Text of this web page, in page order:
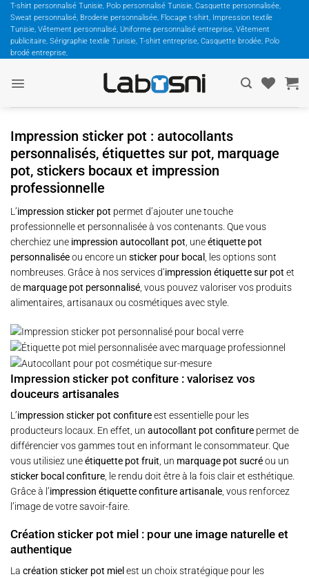
Passer
contenu
T-shirt personnalisé Tunisie, Polo personnalisé Tunisie, Casquette personnalisée,
Sweat personnalisé, Broderie personnalisée, Flocage t-shirt, Impression textile
Tunisie, Vêtement personnalisé, Uniforme personnalisé entreprise, Vêtement
publicitaire, Sérigraphie textile Tunisie, T-shirt entreprise, Casquette brodée, Polo
brodé entreprise,
Impression sticker pot : autocollants
personnalisés, étiquettes sur pot, marquage
pot, stickers bocaux et impression
professionnelle
L’impression sticker pot permet d’ajouter une touche
professionnelle et personnalisée à vos contenants. Que vous
cherchiez une impression autocollant pot , uneétiquette pot
personnaliséeou encore un sticker pour bocal
, les options sont
nombreuses. Grâce à nos services d’impression étiquette sur pot et
de marquage pot personnalisé , vous pouvez valoriser vos produits
alimentaires, artisanaux ou cosmétiques avec style.
Impression sticker pot confiture : valorisez vos
douceurs artisanales
L’impression sticker pot confitureest essentielle pour les
producteurs locaux. En effet, un autocollant pot confiture permet de
différencier vos gammes tout en informant le consommateur. Que
vous utilisiez uneétiquette pot fruit , un marquage pot sucréou un
sticker bocal confiture , le rendu doit être à la fois clair et esthétique.
Grâce à l’impression étiquette confiture artisanale , vous renforcez
l’image de votre savoir-faire.
Création sticker pot miel : pour une image naturelle et
authentique
La création sticker pot miel est un choix stratégique pour les